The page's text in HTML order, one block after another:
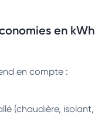
en kWh
en compte :
(chaudière, isolant,